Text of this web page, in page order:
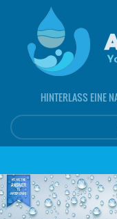
HINTERLASS EINE